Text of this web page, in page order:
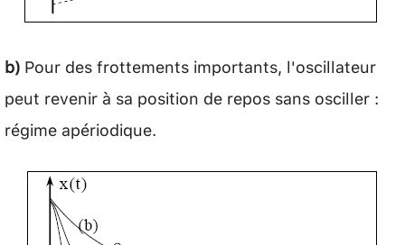
b)Pour des frottements importants, l'oscillateur
peut revenir à sa position de repos sans osciller :
régime apériodique.